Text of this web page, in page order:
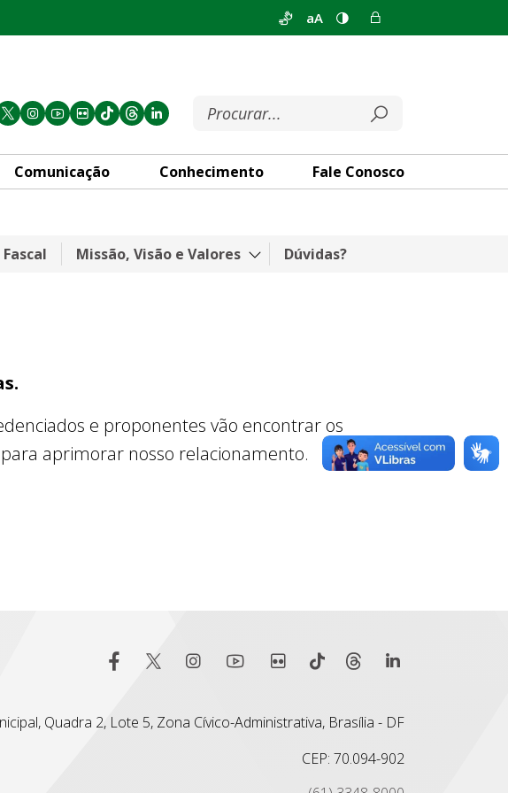
aA
Comunicação Conhecimento Fale Conosco
Missão, Visão e Valores Dúvidas?
e proponentes vão encontrar os
aprimorar nosso relacionamento.
Quadra 2, Lote 5, Zona Cívico-Administrativa, Brasília - DF
CEP: 70.094-902